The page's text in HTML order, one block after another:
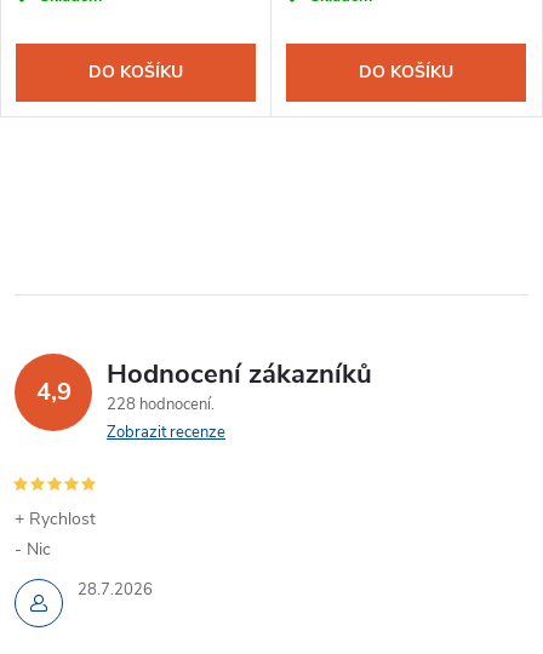
DO KOŠÍKU DO KOŠÍKU
4,9 Hodnocení zákazníků
228 hodnocení
Zobrazit recenze
28.7.2026
+ Rychlost
- Nic